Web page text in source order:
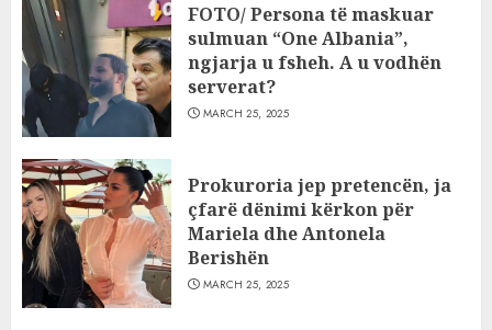
FOTO/ Persona të maskuar
sulmuan “One Albania”,
ngjarja u fsheh. A u vodhën
serverat?
MARCH 25, 2025
Prokuroria jep pretencën, ja
çfarë dënimi kërkon për
Mariela dhe Antonela
Berishën
MARCH 25, 2025